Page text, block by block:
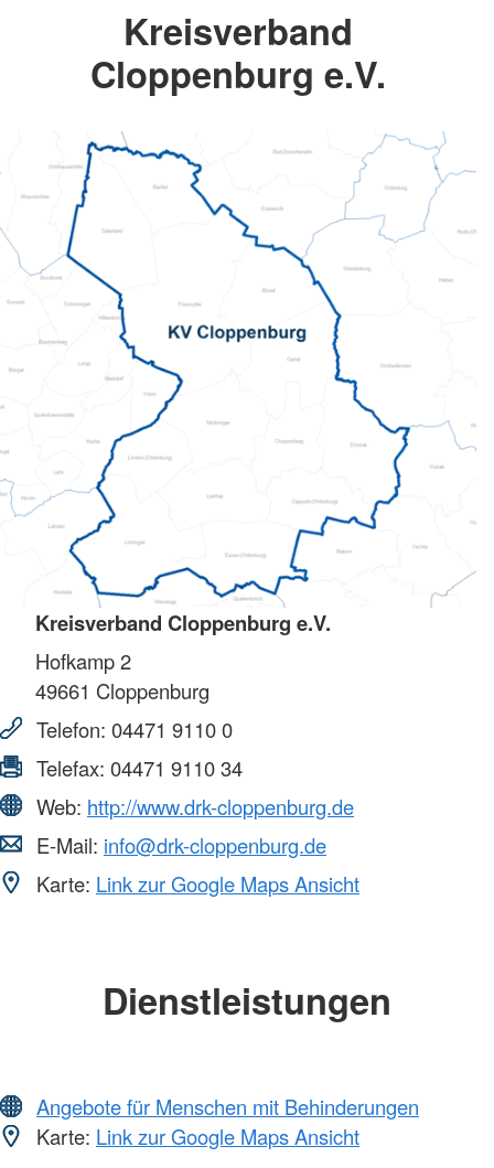
Kreisverband
Cloppenburg e.V.
Kreisverband Cloppenburg e.V.
Hofkamp 2
49661 Cloppenburg
Telefon: 04471 9110 0
Telefax: 04471 9110 34
Web: http://www.drk-cloppenburg.de
E-Mail: info@drk-cloppenburg.de
Karte: Link zur Google Maps Ansicht
Dienstleistungen
Angebote für Menschen mit Behinderungen
Karte: Link zur Google Maps Ansicht